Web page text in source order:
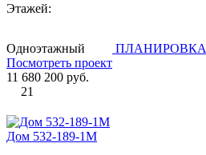
Этажей:
Одноэтажный
ПЛАНИРОВКА
Посмотреть проект
11 680 200 руб.
21
Дом 532-189-1М